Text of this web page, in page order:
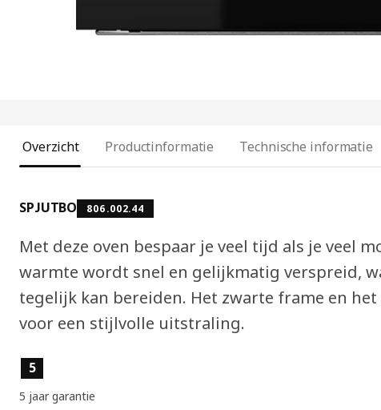
Overzicht Productinformatie Technische informatie
SPJUTBO 806.002.44
Met deze oven bespaar je veel tijd als je veel
warmte wordt snel en gelijkmatig verspreid,
tegelijk kan bereiden. Het zwarte frame en
voor een stijlvolle uitstraling.
Producteigenschappen
5
5 jaar garantie